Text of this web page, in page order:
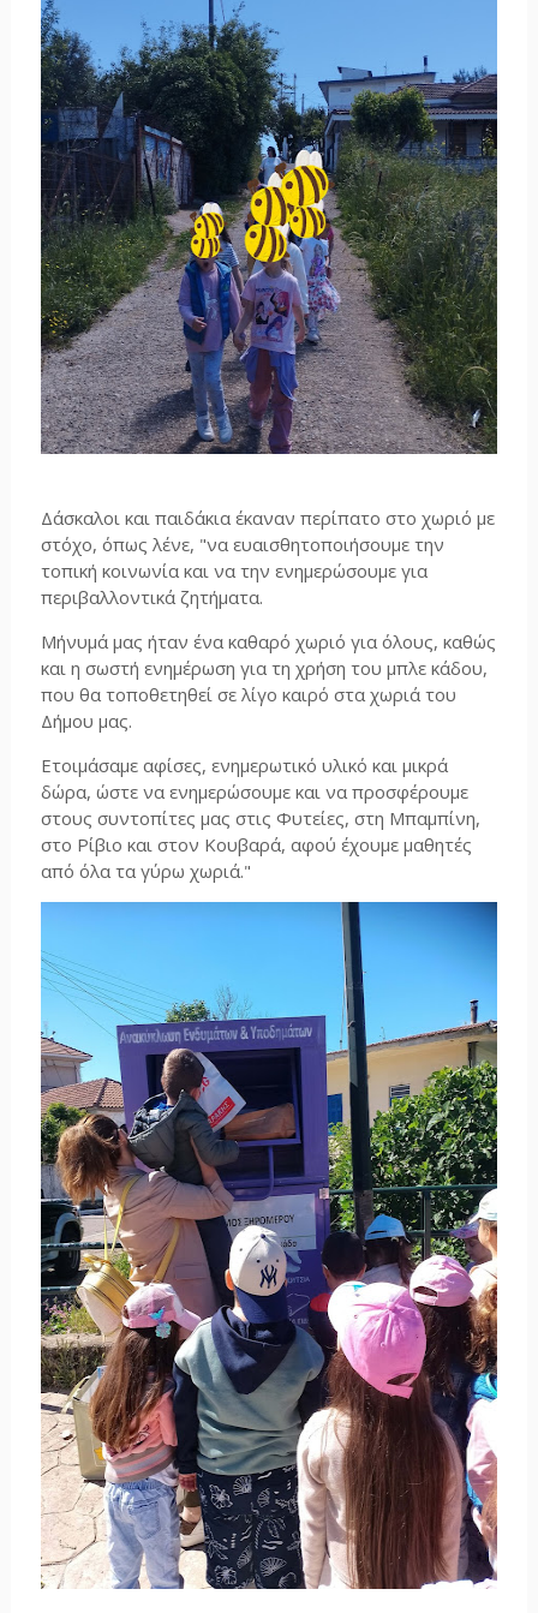
Δάσκαλοι και παιδάκια έκαναν περίπατο στο χωριό με
στόχο, όπως λένε, "να ευαισθητοποιήσουμε την
τοπική κοινωνία και να την ενημερώσουμε για
περιβαλλοντικά ζητήματα.
Μήνυμά μας ήταν ένα καθαρό χωριό για όλους, καθώς
και η σωστή ενημέρωση για τη χρήση του μπλε κάδου,
που θα τοποθετηθεί σε λίγο καιρό στα χωριά του
Δήμου μας.
Ετοιμάσαμε αφίσες, ενημερωτικό υλικό και μικρά
δώρα, ώστε να ενημερώσουμε και να προσφέρουμε
στους συντοπίτες μας στις Φυτείες, στη Μπαμπίνη,
στο Ρίβιο και στον Κουβαρά, αφού έχουμε μαθητές
από όλα τα γύρω χωριά."